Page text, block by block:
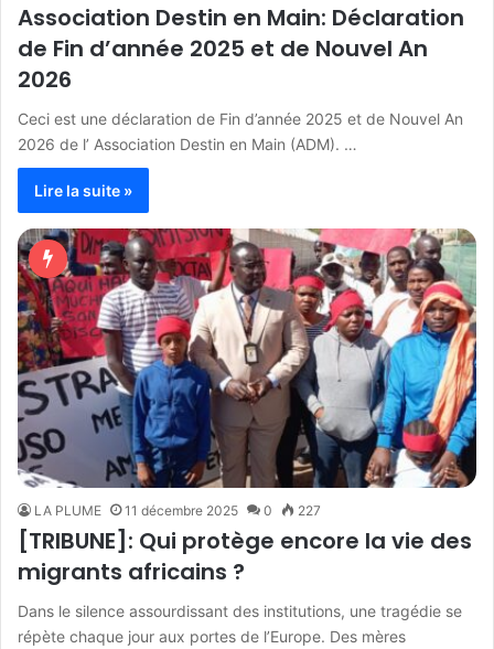
Association Destin en Main: Déclaration
de Fin d’année 2025 et de Nouvel An
2026
Ceci est une déclaration de Fin d’année 2025 et de Nouvel An
2026 de l’ Association Destin en Main (ADM). …
Lire la suite »
LA PLUME 11 décembre 2025 0 227
[TRIBUNE]: Qui protège encore la vie des
migrants africains ?
Dans le silence assourdissant des institutions, une tragédie se
répète chaque jour aux portes de l’Europe. Des mères